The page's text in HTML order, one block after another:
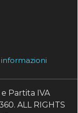
Partita IVA
ALL RIGHTS